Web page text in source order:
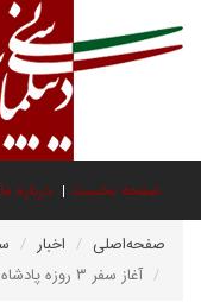
صفحه نخست درباره ما
صفحه‌اصلی اخبار
آغاز سفر ۳ روزه‌ پادشاه عربستان به ژاپن